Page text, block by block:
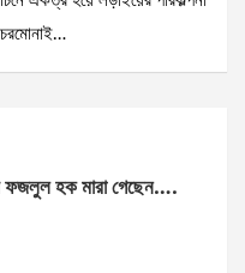
হক মারা গেছেন….